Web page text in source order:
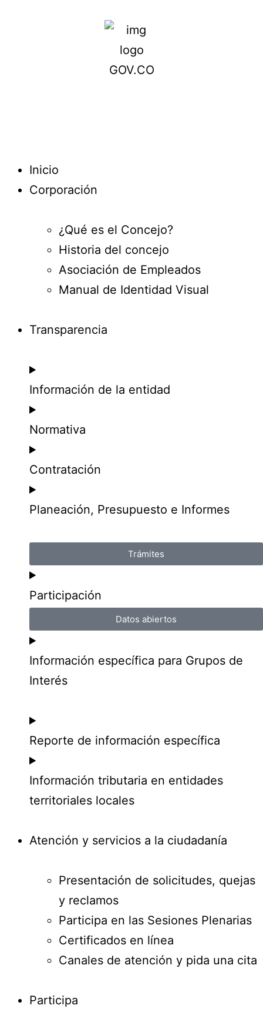
Inicio
Corporación
¿Qué es el Concejo?
Historia del concejo
Asociación de Empleados
Manual de Identidad Visual
Transparencia
Información de la entidad
Normativa
Contratación
Planeación, Presupuesto e Informes
Trámites
Participación
Datos abiertos
Información específica para Grupos de
Interés
Reporte de información específica
Información tributaria en entidades
territoriales locales
Atención y servicios a la ciudadanía
Presentación de solicitudes, quejas
y reclamos
Participa en las Sesiones Plenarias
Certificados en línea
Canales de atención y pida una cita
Participa